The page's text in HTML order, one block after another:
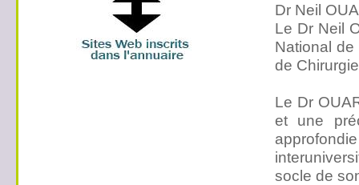
Dr Neil
Le Dr Neil
National de
de
Le Dr
et une
socle de